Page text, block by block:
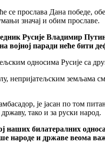
се прослава Дана победе,
значај и обим прославе.
Русије Владимир
на војној паради неће
односима Русије са
непријатељским земљама
је јасан по том
тако и за руски народ.
наших билатералних
народе и државе веома